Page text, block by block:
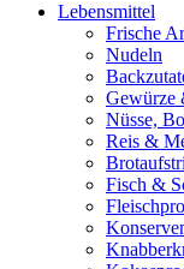
Lebensmittel
Frische
Nudeln
Gewürze
Nüsse,
Reis &
Fisch &